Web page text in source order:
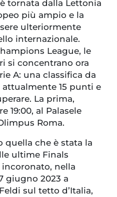
tornata dalla Lettonia
più ampio e la
ulteriormente
internazionale.
League, le
si concentrano ora
A: una classifica da
15 punti e
La prima,
19:00, al Palasele
Roma.
quella che è stata la
ultime Finals
nella
giugno 2023 a
sul tetto d’Italia,